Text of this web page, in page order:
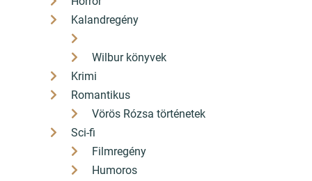
Kalandregény
Wilbur könyvek
Krimi
Romantikus
Vörös Rózsa történetek
Sci-fi
Filmregény
Humoros